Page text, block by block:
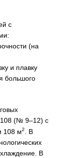
с
(на
и плавку
большого
(№ 9–12) с
108 м2
. В
В